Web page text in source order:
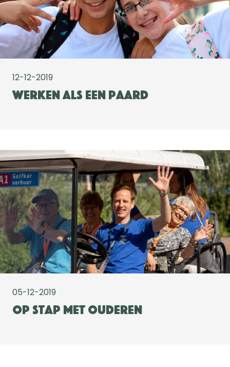
12-12-2019
Werken als een paard
05-12-2019
Op stap met ouderen